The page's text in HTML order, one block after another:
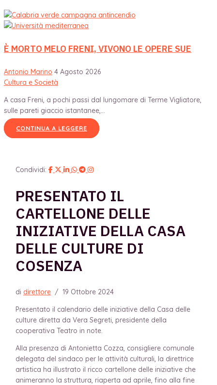
È MORTO MELO FRENI, VIVONO LE OPERE SUE
Antonio Marino 4 Agosto 2026
Cultura e Società
A casa Freni, a pochi passi dal lungomare di Terme Vigliatore,
sulle pareti giaccio istantanee,...
CONTINUA A LEGGERE
Condividi:
PRESENTATO IL
CARTELLONE DELLE
INIZIATIVE DELLA CASA
DELLE CULTURE DI
COSENZA
di direttore / 19 Ottobre 2024
Presentato il calendario delle iniziative della Casa delle
culture diretta da Vera Segreti, presidente della
cooperativa Teatro in note.
Alla presenza di Antonietta Cozza, consigliere comunale
delegata del sindaco per le attività culturali, la direttrice
artistica ha illustrato il ricco cartellone delle iniziative che
animeranno la struttura, riaperta ad aprile, fino alla fine